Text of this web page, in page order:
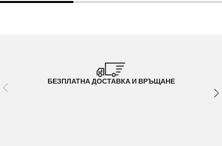
БЕЗПЛАТНА ДОСТАВКА И ВРЪЩАНЕ